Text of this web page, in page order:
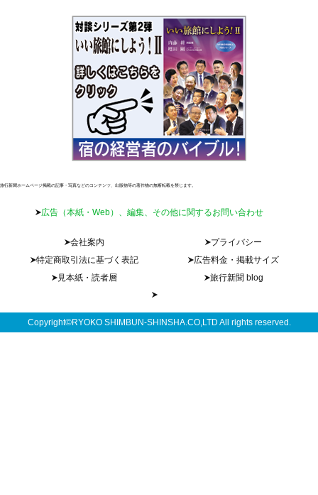
旅行新聞ホームページ掲載の記事・写真などのコンテンツ、出版物等の著作物の無断転載を禁じます。
広告（本紙・Web）、編集、その他に関するお問い合わせ
会社案内
プライバシー
特定商取引法に基づく表記
広告料金・掲載サイズ
見本紙・読者層
旅行新聞 blog
Copyright©RYOKO SHIMBUN-SHINSHA.CO,LTD All rights reserved.